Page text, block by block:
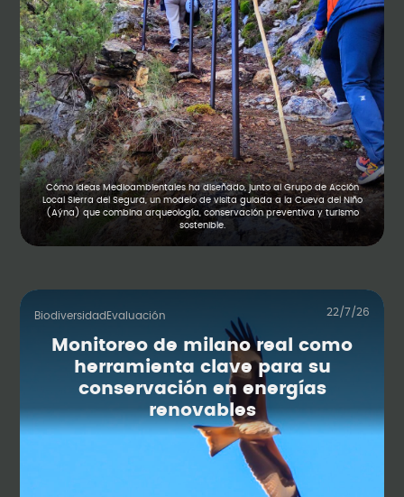
Cómo Ideas Medioambientales ha diseñado, junto al Grupo de Acción
Local Sierra del Segura, un modelo de visita guiada a la Cueva del Niño
(Aýna) que combina arqueología, conservación preventiva y turismo
sostenible.
Biodiversidad Evaluación 22/7/26
Monitoreo de milano real como
herramienta clave para su
conservación en energías
renovables